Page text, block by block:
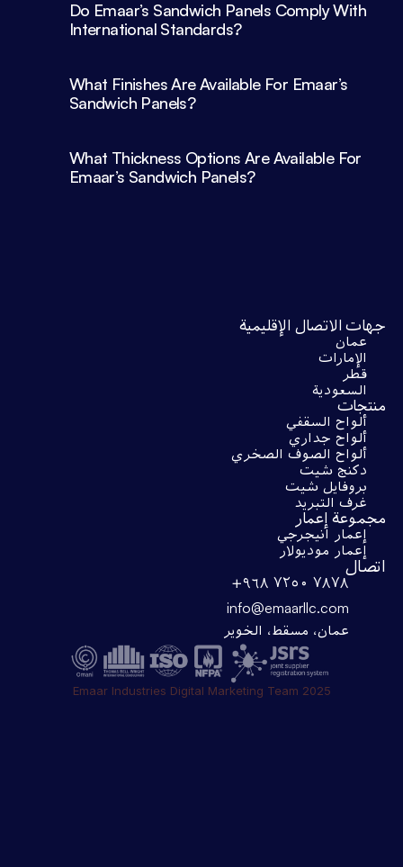
Do Emaar’s Sandwich Panels Comply With
International Standards?
What Finishes Are Available For Emaar’s
Sandwich Panels?
What Thickness Options Are Available For
Emaar’s Sandwich Panels?
اتصال
+۹٦۸ ۷۲٥۰ ۷۸۷۸
info@emaarllc.com
عمان، مسقط، الخوير
مجموعة إعمار
إعمار انيجرجي
إعمار موديولار
منتجات
ألواح السقفي
ألواح جداري
ألواح الصوف الصخري
دكنج شيت
بروفايل شيت
غرف التبريد
جهات الاتصال الإقليمية
عمان
الإمارات
قطر
السعودية
Emaar Industries Digital Marketing Team 2025